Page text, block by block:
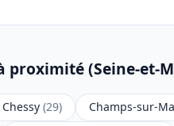
proximité (Seine-et-
Chessy (29) Champs-sur-